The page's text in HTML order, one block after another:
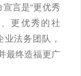
言是“更优秀
更优秀的社
法务团队，
最终造福更广